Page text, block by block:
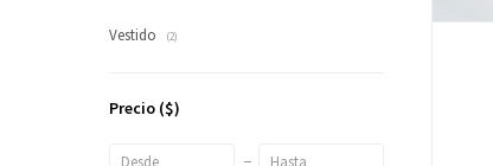
Vestido (2)
Precio ($)